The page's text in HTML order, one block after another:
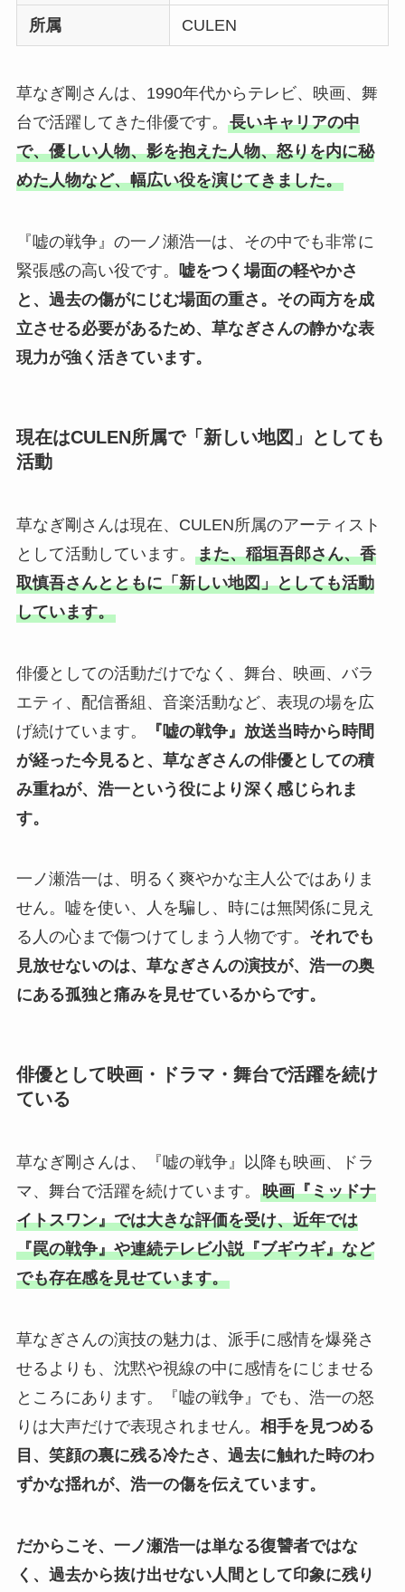
所属 CULEN
草なぎ剛さんは、1990年代からテレビ、映画、舞
台で活躍してきた俳優です。 長いキャリアの中
で、優しい人物、影を抱えた人物、怒りを内に秘
めた人物など、幅広い役を演じてきました。
『嘘の戦争』の一ノ瀬浩一は、その中でも非常に
緊張感の高い役です。 嘘をつく場面の軽やかさ
と、過去の傷がにじむ場面の重さ。 その両方を成
立させる必要があるため、草なぎさんの静かな表
現力が強く活きています。
現在はCULEN所属で「新しい地図」としても
活動
草なぎ剛さんは現在、CULEN所属のアーティスト
として活動しています。 また、稲垣吾郎さん、香
取慎吾さんとともに「新しい地図」としても活動
しています。
俳優としての活動だけでなく、舞台、映画、バラ
エティ、配信番組、音楽活動など、表現の場を広
げ続けています。
『嘘の戦争』放送当時から時間
が経った今見ると、草なぎさんの俳優としての積
み重ねが、浩一という役により深く感じられま
す。
一ノ瀬浩一は、明るく爽やかな主人公ではありま
せん。嘘を使い、人を騙し、時には無関係に見え
る人の心まで傷つけてしまう人物です。 それでも
見放せないのは、草なぎさんの演技が、浩一の奥
にある孤独と痛みを見せているからです。
俳優として映画・ドラマ・舞台で活躍を続け
ている
草なぎ剛さんは、『嘘の戦争』以降も映画、ドラ
マ、舞台で活躍を続けています。 映画『ミッドナ
イトスワン』では大きな評価を受け、近年では
『罠の戦争』や連続テレビ小説『ブギウギ』など
でも存在感を見せています。
草なぎさんの演技の魅力は、派手に感情を爆発さ
せるよりも、沈黙や視線の中に感情をにじませる
ところにあります。『嘘の戦争』でも、浩一の怒
りは大声だけで表現されません。 相手を見つめる
目、笑顔の裏に残る冷たさ、過去に触れた時のわ
ずかな揺れが、浩一の傷を伝えています。
だからこそ、一ノ瀬浩一は単なる復讐者ではな
く、過去から抜け出せない人間として印象に残り